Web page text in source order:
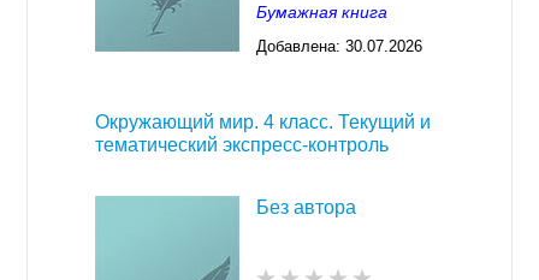
Бумажная книга
Добавлена: 30.07.2026
Окружающий мир. 4 класс. Текущий и
тематический экспресс-контроль
Без автора